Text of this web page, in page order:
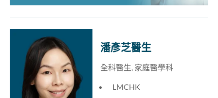
潘彥芝醫生
全科醫生, 家庭醫學科
LMCHK